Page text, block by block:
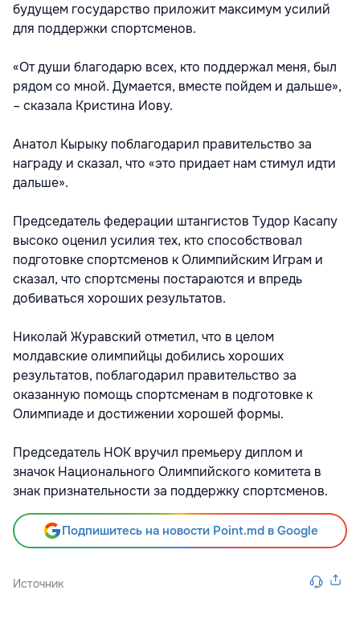
будущем государство приложит максимум усилий
для поддержки спортсменов.
«От души благодарю всех, кто поддержал меня, был
рядом со мной. Думается, вместе пойдем и дальше»,
– сказала Кристина Иову.
Анатол Кырыку поблагодарил правительство за
награду и сказал, что «это придает нам стимул идти
дальше».
Председатель федерации штангистов Тудор Касапу
высоко оценил усилия тех, кто способствовал
подготовке спортсменов к Олимпийским Играм и
сказал, что спортсмены постараются и впредь
добиваться хороших результатов.
Николай Журавский отметил, что в целом
молдавские олимпийцы добились хороших
результатов, поблагодарил правительство за
оказанную помощь спортсменам в подготовке к
Олимпиаде и достижении хорошей формы.
Председатель НОК вручил премьеру диплом и
значок Национального Олимпийского комитета в
знак признательности за поддержку спортсменов.
Подпишитесь на новости Point.md в Google
Источник